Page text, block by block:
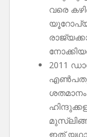
വരെ
2011
എൺപതു
ശതമാനം
ഇത്